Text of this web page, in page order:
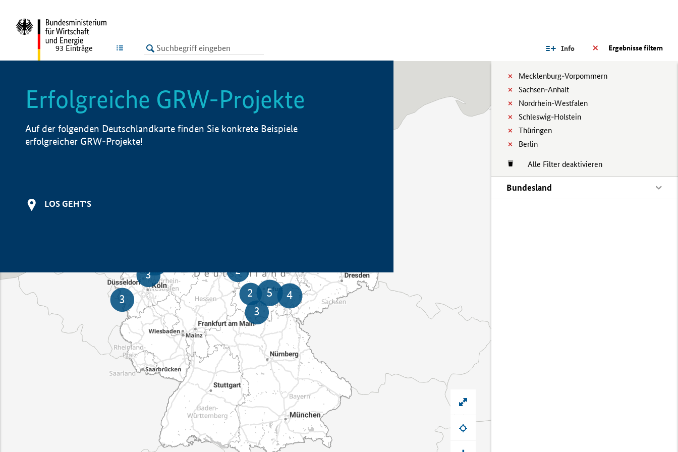
LISTE Ergebnisse filtern
Info
Mecklenburg-Vorpommern
Sachsen-Anhalt
Nordrhein-Westfalen
Schleswig-Holstein
Thüringen
Berlin
Alle Filter deaktivieren
Bundesland
93 Einträge
Erfolgreiche GRW-Projekte
Auf der folgenden Deutschlandkarte finden Sie konkrete Beispiele
erfolgreicher GRW-Projekte!
LOS GEHT'S